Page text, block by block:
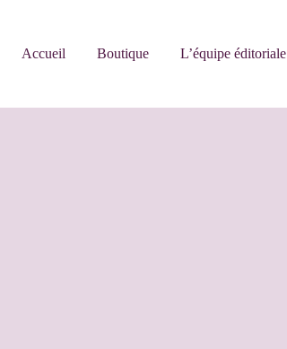
Accueil Boutique L’équipe éditoriale